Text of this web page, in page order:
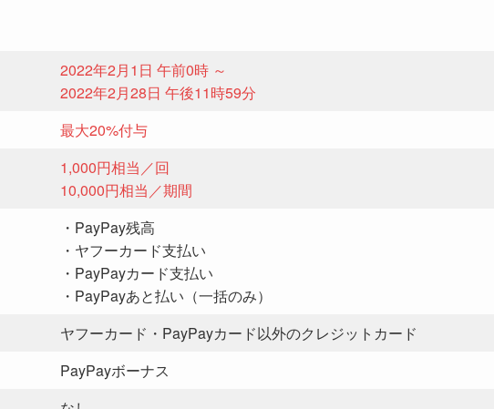
2022年2月1日 午前0時 ～
2022年2月28日 午後11時59分
最大20%付与
1,000円相当／回
10,000円相当／期間
・PayPay残高
・ヤフーカード支払い
・PayPayカード支払い
・PayPayあと払い（一括のみ）
ヤフーカード・PayPayカード以外のクレジットカード
PayPayボーナス